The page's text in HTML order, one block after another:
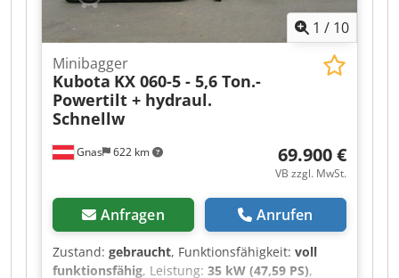
Zustand - - neues Prüfbuch - - neue
Überprüfung von gerichtl. zertifiziertem
Sachverständiger durchgeführt Djdpfx Ahszqxi
Njiekr Schnellwechsler, Löffel, 3. Ventil, Heizung,
Vollkabine,
1 / 10
Gnas 622 km
Minibagger
Kubota KX 060-5 - 5,6 Ton.-
Powertilt + hydraul.
Schnellw
69.900 €
VB zzgl. MwSt.
Anfragen Anrufen
Zustand: gebraucht, Funktionsfähigkeit: voll
funktionsfähig, Leistung: 35 kW (47,59 PS),